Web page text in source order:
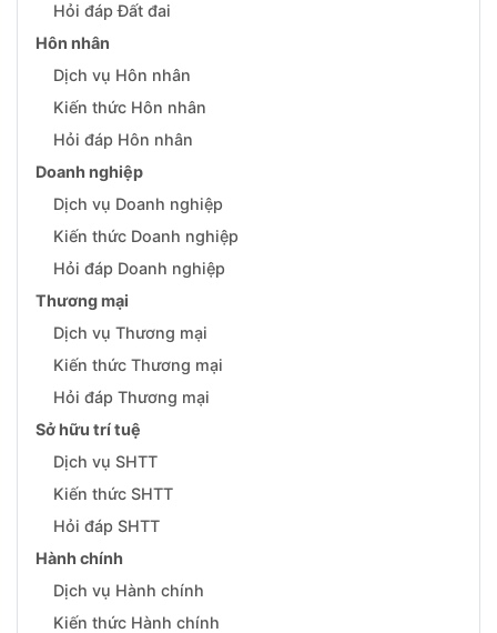
Hỏi đáp Đất đai
Hôn nhân
Dịch vụ Hôn nhân
Kiến thức Hôn nhân
Hỏi đáp Hôn nhân
Doanh nghiệp
Dịch vụ Doanh nghiệp
Kiến thức Doanh nghiệp
Hỏi đáp Doanh nghiệp
Thương mại
Dịch vụ Thương mại
Kiến thức Thương mại
Hỏi đáp Thương mại
Sở hữu trí tuệ
Dịch vụ SHTT
Kiến thức SHTT
Hỏi đáp SHTT
Hành chính
Dịch vụ Hành chính
Kiến thức Hành chính